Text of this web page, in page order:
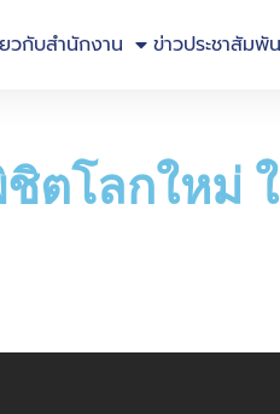
วกับสำนักงาน ข่าวประชาสัมพั
ตโลกใหม่